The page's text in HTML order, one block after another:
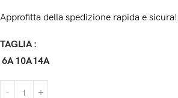
Approfitta della spedizione rapida e sicura!
TAGLIA
6A10A14A